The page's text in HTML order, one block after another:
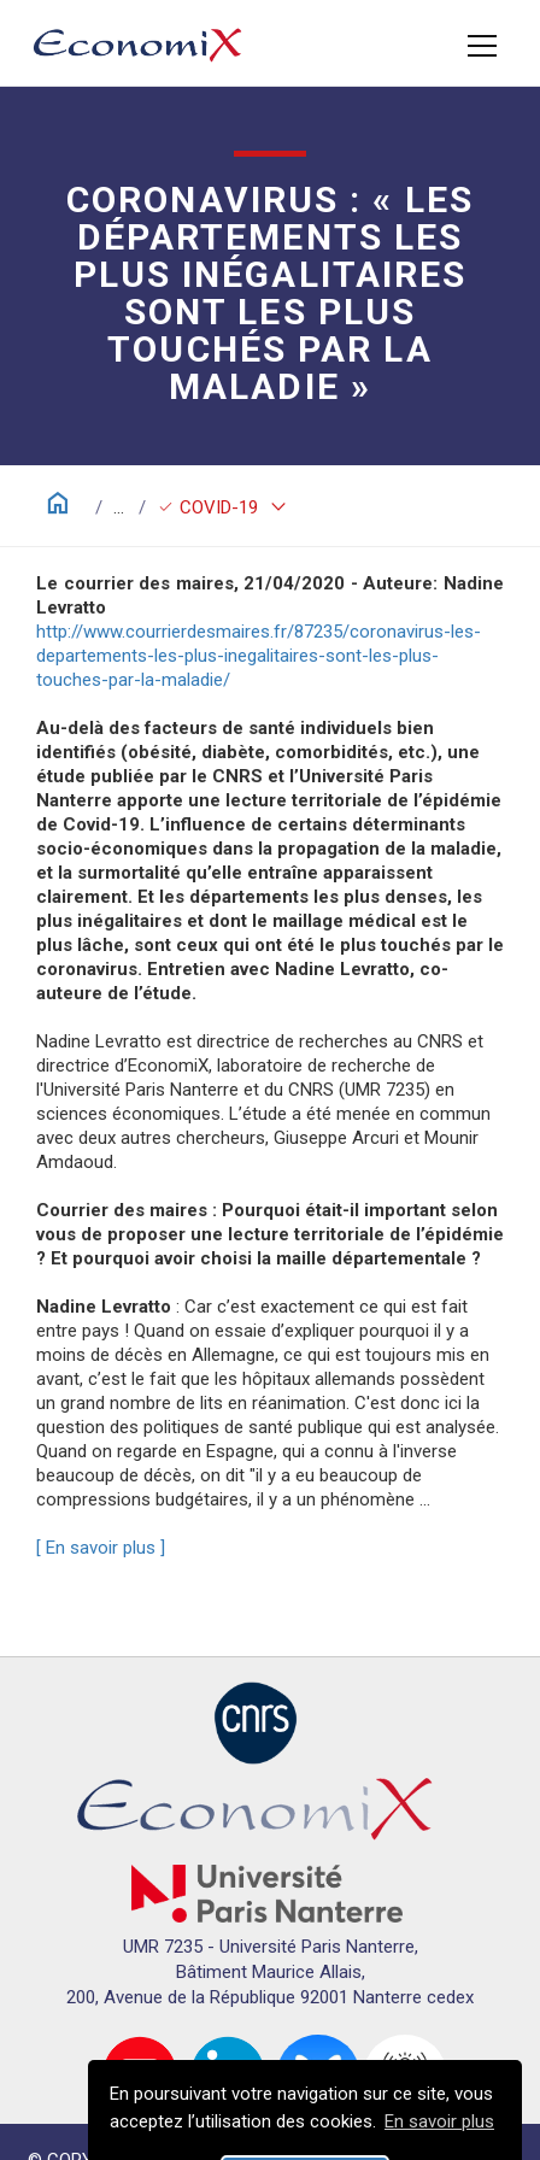
En poursuivant votre navigation sur ce site, vous
acceptez l’utilisation des cookies. En savoir plus
CORONAVIRUS : « LES
DÉPARTEMENTS LES
PLUS INÉGALITAIRES
SONT LES PLUS
TOUCHÉS PAR LA
MALADIE »
home check COVID-19 keyboard_arrow_down
Le courrier des maires, 21/04/2020 - Auteure: Nadine
Levratto
http://www.courrierdesmaires.fr/87235/coronavirus-les-
departements-les-plus-inegalitaires-sont-les-plus-
touches-par-la-maladie/
Au-delà des facteurs de santé individuels bien
identifiés (obésité, diabète, comorbidités, etc.), une
étude publiée par le CNRS et l’Université Paris
Nanterre apporte une lecture territoriale de l’épidémie
de Covid-19. L’influence de certains déterminants
socio-économiques dans la propagation de la maladie,
et la surmortalité qu’elle entraîne apparaissent
clairement. Et les départements les plus denses, les
plus inégalitaires et dont le maillage médical est le
plus lâche, sont ceux qui ont été le plus touchés par le
coronavirus. Entretien avec Nadine Levratto, co-
auteure de l’étude.
Nadine Levratto est directrice de recherches au CNRS et
directrice d’EconomiX, laboratoire de recherche de
l'Université Paris Nanterre et du CNRS (UMR 7235) en
sciences économiques. L’étude a été menée en commun
avec deux autres chercheurs, Giuseppe Arcuri et Mounir
Amdaoud.
Courrier des maires : Pourquoi était-il important selon
vous de proposer une lecture territoriale de l’épidémie
? Et pourquoi avoir choisi la maille départementale ?
Nadine Levratto : Car c’est exactement ce qui est fait
entre pays ! Quand on essaie d’expliquer pourquoi il y a
moins de décès en Allemagne, ce qui est toujours mis en
avant, c’est le fait que les hôpitaux allemands possèdent
un grand nombre de lits en réanimation. C'est donc ici la
question des politiques de santé publique qui est analysée.
Quand on regarde en Espagne, qui a connu à l'inverse
beaucoup de décès, on dit "il y a eu beaucoup de
compressions budgétaires, il y a un phénomène ...
[ En savoir plus ]
UMR 7235 - Université Paris Nanterre,
Bâtiment Maurice Allais,
200, Avenue de la République 92001 Nanterre cedex